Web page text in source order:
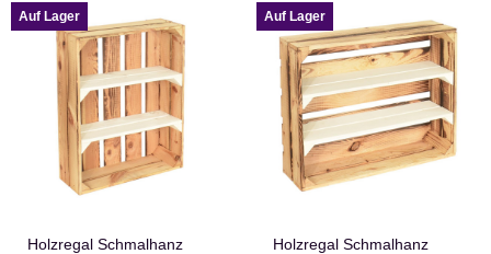
Auf Lager
Holzregal Schmalhanz
Auf Lager
Holzregal Schmalhanz